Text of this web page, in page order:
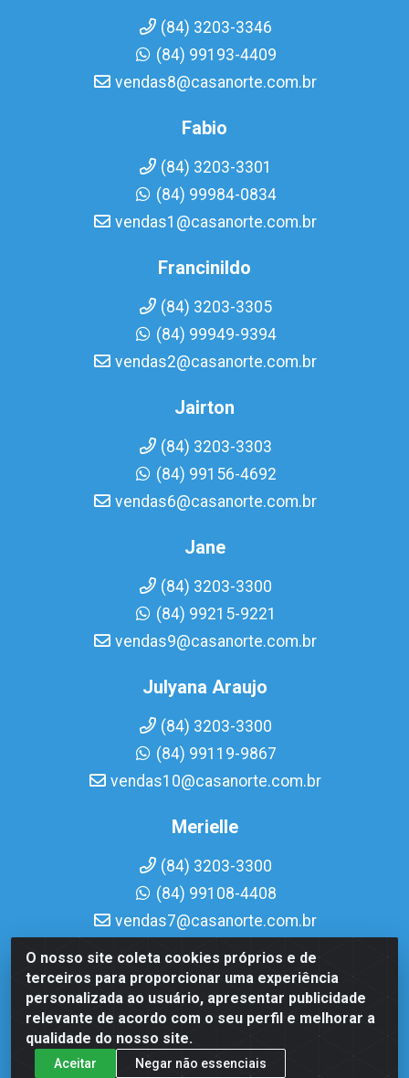
O nosso site coleta cookies próprios e de
terceiros para proporcionar uma experiência
personalizada ao usuário, apresentar publicidade
relevante de acordo com o seu perfil e melhorar a
qualidade do nosso site.
Aceitar Negar não essenciais
(84) 3203-3346
(84) 99193-4409
vendas8@casanorte.com.br
Fabio
(84) 3203-3301
(84) 99984-0834
vendas1@casanorte.com.br
Francinildo
(84) 3203-3305
(84) 99949-9394
vendas2@casanorte.com.br
Jairton
(84) 3203-3303
(84) 99156-4692
vendas6@casanorte.com.br
Jane
(84) 3203-3300
(84) 99215-9221
vendas9@casanorte.com.br
Julyana Araujo
(84) 3203-3300
(84) 99119-9867
vendas10@casanorte.com.br
Merielle
(84) 3203-3300
(84) 99108-4408
vendas7@casanorte.com.br
Casa Norte LTDA - Av. Interventor Mário Câmara, 1815 - Dix-
Sept Rosado, Natal/RN - CEP 59054-600 - CNPJ
08.713.513/0001-51